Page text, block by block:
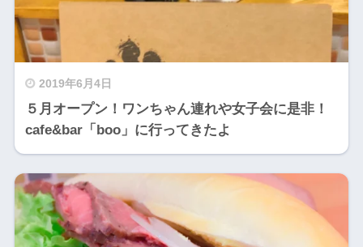
2019年6月4日
５月オープン！ワンちゃん連れや女子会に是非！
cafe&bar「boo」に行ってきたよ